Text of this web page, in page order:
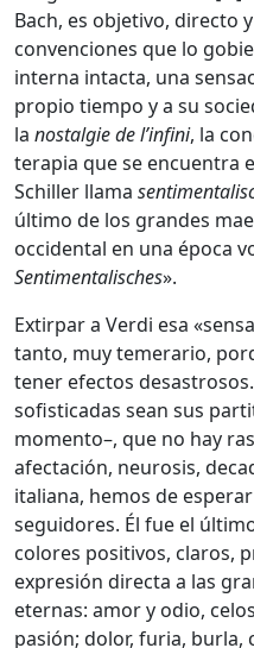
Bach, es objetivo, directo
convenciones que lo
interna intacta, una
propio tiempo y a su
la nostalgie de l’infini, la
terapia que se encuentra
Schiller llama
último de los grandes
occidental en una época
Sentimentalisches».
Extirpar a Verdi esa
tanto, muy temerario,
tener efectos
sofisticadas sean sus
momento–, que no hay
afectación, neurosis,
italiana, hemos de
seguidores. Él fue el
colores positivos, claros,
expresión directa a las
eternas: amor y odio,
pasión; dolor, furia,